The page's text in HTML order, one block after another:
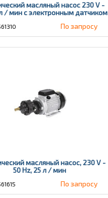
масляный насос 230 V -
л / мин с электронным датчиком
По запросу
масляный насос, 230 V -
50 Hz, 25 л / мин
По запросу